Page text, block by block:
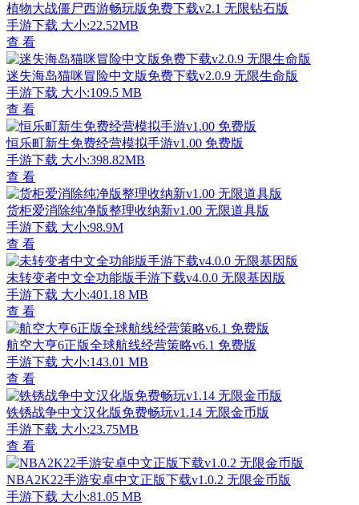
植物大战僵尸西游畅玩版免费下载v2.1 无限钻石版
手游下载 大小:22.52MB
查 看
迷失海岛猫咪冒险中文版免费下载v2.0.9 无限生命版
手游下载 大小:109.5 MB
查 看
恒乐町新生免费经营模拟手游v1.00 免费版
手游下载 大小:398.82MB
查 看
货柜爱消除纯净版整理收纳新v1.00 无限道具版
手游下载 大小:98.9M
查 看
未转变者中文全功能版手游下载v4.0.0 无限基因版
手游下载 大小:401.18 MB
查 看
航空大亨6正版全球航线经营策略v6.1 免费版
手游下载 大小:143.01 MB
查 看
铁锈战争中文汉化版免费畅玩v1.14 无限金币版
手游下载 大小:23.75MB
查 看
NBA2K22手游安卓中文正版下载v1.0.2 无限金币版
手游下载 大小:81.05 MB